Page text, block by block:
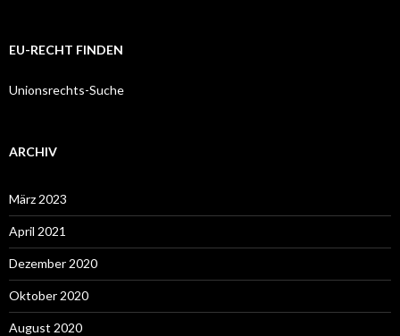
EU-RECHT FINDEN
Unionsrechts-Suche
ARCHIV
März 2023
April 2021
Dezember 2020
Oktober 2020
August 2020